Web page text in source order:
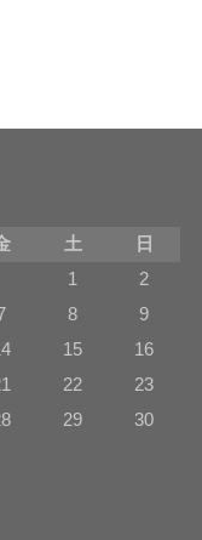
土
日
1
2
8
9
15
16
22
23
29
30